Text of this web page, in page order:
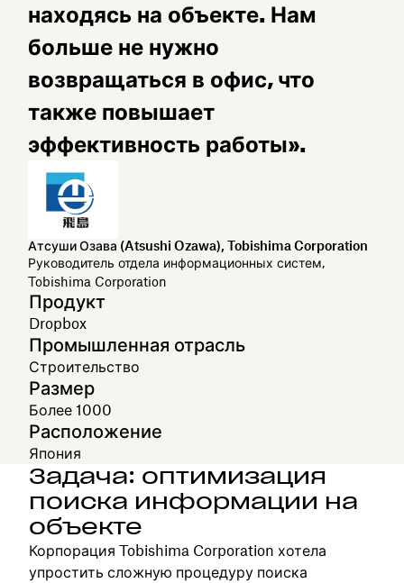
находясь на объекте. Нам
больше не нужно
возвращаться в офис, что
также повышает
эффективность работы».
Атсуши Озава (Atsushi Ozawa), Tobishima Corporation
Руководитель отдела информационных систем,
Tobishima Corporation
Продукт
Dropbox
Промышленная отрасль
Строительство
Размер
Более 1000
Расположение
Япония
Задача: оптимизация
поиска информации на
объекте
Корпорация Tobishima Corporation хотела
упростить сложную процедуру поиска